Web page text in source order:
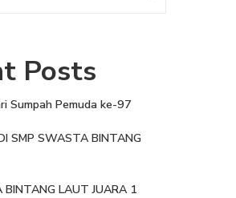
Posts
Sumpah Pemuda ke-97
SMP SWASTA BINTANG
LAUT JUARA 1